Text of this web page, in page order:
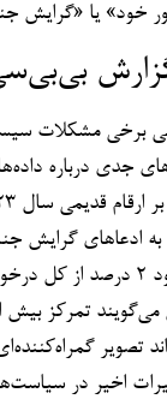
برخی مشکلات
جدی درباره
مربوط به ادعاهای
می‌شود؛ رقمی که تنها حدود ۲
می‌گویند تمرکز بیش
تصویر
اخیر در